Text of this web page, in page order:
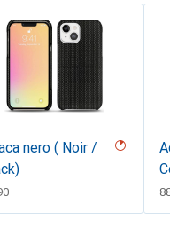
nero ( Noir /